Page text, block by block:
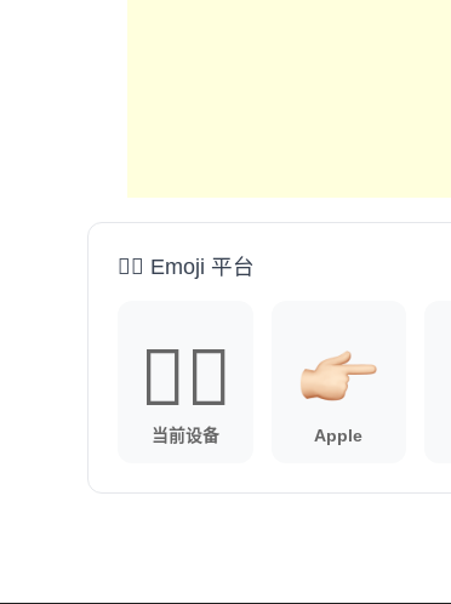
👉🏻 Emoji 平台
👉🏻
当前设备 Apple